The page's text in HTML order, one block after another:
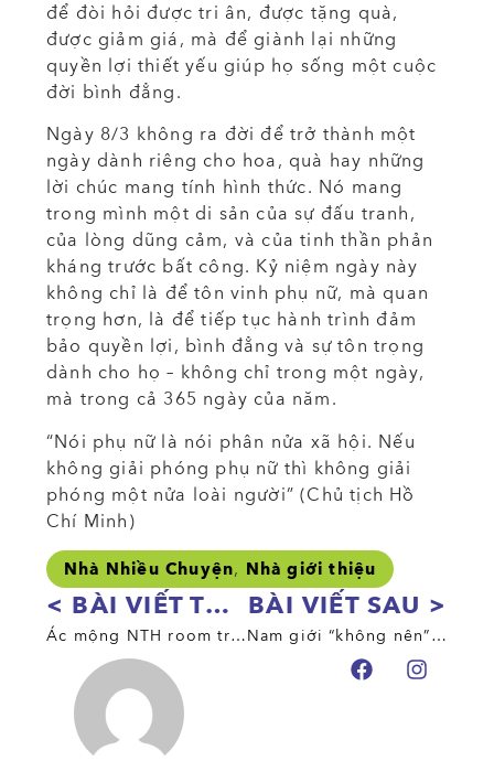
để đòi hỏi được tri ân, được tặng quà,
được giảm giá, mà để giành lại những
quyền lợi thiết yếu giúp họ sống một cuộc
đời bình đẳng.
Ngày 8/3 không ra đời để trở thành một
ngày dành riêng cho hoa, quà hay những
lời chúc mang tính hình thức. Nó mang
trong mình một di sản của sự đấu tranh,
của lòng dũng cảm, và của tinh thần phản
kháng trước bất công. Kỷ niệm ngày này
không chỉ là để tôn vinh phụ nữ, mà quan
trọng hơn, là để tiếp tục hành trình đảm
bảo quyền lợi, bình đẳng và sự tôn trọng
dành cho họ – không chỉ trong một ngày,
mà trong cả 365 ngày của năm.
“Nói phụ nữ là nói phân nửa xã hội. Nếu
không giải phóng phụ nữ thì không giải
phóng một nửa loài người” (Chủ tịch Hồ
Chí Minh)
Nhà Nhiều Chuyện, Nhà giới thiệu
< BÀI VIẾT TRƯỚC
Ác mộng NTH room trở lại: hơn 220,000 đàn ông Hàn Quốc lan truyền video khiêu dâm bằng deepfake
BÀI VIẾT SAU >
Nam giới “không nên” làm giáo viên mầm non?